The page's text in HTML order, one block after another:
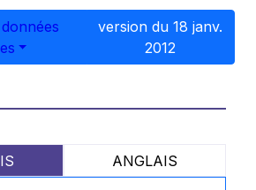
version du 18 janv.
2012
ANGLAIS